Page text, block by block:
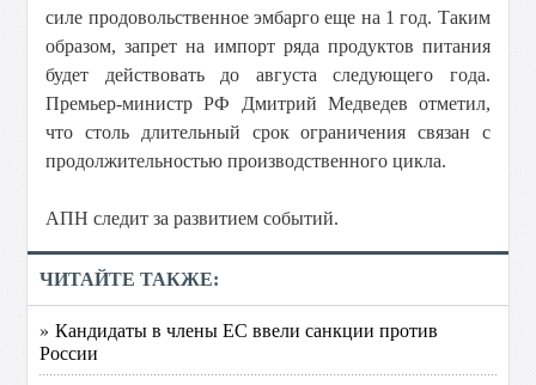
силе продовольственное эмбарго еще на 1 год. Таким
образом, запрет на импорт ряда продуктов питания
будет действовать до августа следующего года.
Премьер-министр РФ Дмитрий Медведев отметил,
что столь длительный срок ограничения связан с
продолжительностью производственного цикла.
АПН следит за развитием событий.
ЧИТАЙТЕ ТАКЖЕ:
» Кандидаты в члены ЕС ввели санкции против
России